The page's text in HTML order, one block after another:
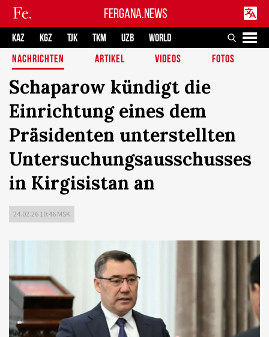
FERGANA.NEWS
KAZ KGZ TJK TKM UZB
WORLD
NACHRICHTEN
ARTIKEL VIDEOS FOTOS
Schaparow kündigt die
Einrichtung eines dem
Präsidenten unterstellten
Untersuchungsausschusses
in Kirgisistan an
24.02.26 10:46 MSK